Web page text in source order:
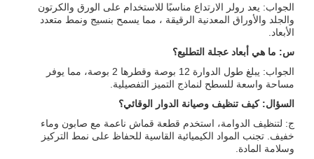
الجواب: يعد رولر الارتداع مناسبًا للاستخدام على الورق والكرتون
والجلد والأوراق المعدنية الرقيقة ، مما يسمح بنسيج ونمط متعدد
الأبعاد.
س: ما هي أبعاد عجلة التطليع؟
الجواب: يبلغ طول الدوارة 12 بوصة وقطرها 2 بوصة، مما يوفر
مساحة واسعة للسطح لنماذج التميز التفصيلية.
السؤال: كيف تنظيف وصيانة الدوار الوقائي؟
ج: لتنظيف الدوامة، استخدم قطعة قماش ناعمة مع صابون وماء
خفيف. تجنب المواد الكيميائية القاسية للحفاظ على نمط التركيز
وسلامة المادة.